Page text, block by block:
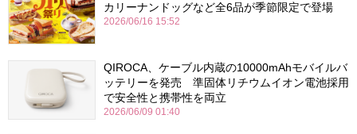
カリーナンドッグなど全6品が季節限定で登場
2026/06/16 15:52
QIROCA、ケーブル内蔵の10000mAhモバイルバ
ッテリーを発売 準固体リチウムイオン電池採用
で安全性と携帯性を両立
2026/06/09 01:40